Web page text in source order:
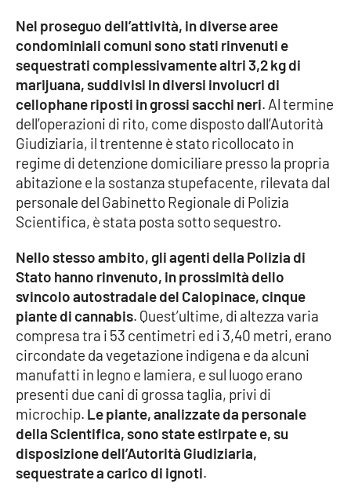
Sanità
Società
Sport
RUBRICHE
Good Morning Vietnam
Parchi Marini Calabria
Leggendo Alvaro insieme
Imprese Di Calabria
Le perfidie di Antonella Grippo
Venti di comunicazione
STREAMING
Nel proseguo dell’attività, in diverse aree
condominiali comuni sono stati rinvenuti e
sequestrati complessivamente altri 3,2 kg di
marijuana, suddivisi in diversi involucri di
cellophane riposti in grossi sacchi neri. Al termine
dell’operazioni di rito, come disposto dall’Autorità
Giudiziaria, il trentenne è stato ricollocato in
regime di detenzione domiciliare presso la propria
abitazione e la sostanza stupefacente, rilevata dal
personale del Gabinetto Regionale di Polizia
Scientifica, è stata posta sotto sequestro.
Nello stesso ambito, gli agenti della Polizia di
Stato hanno rinvenuto, in prossimità dello
svincolo autostradale del Calopinace, cinque
piante di cannabis. Quest’ultime, di altezza varia
compresa tra i 53 centimetri ed i 3,40 metri, erano
circondate da vegetazione indigena e da alcuni
manufatti in legno e lamiera, e sul luogo erano
presenti due cani di grossa taglia, privi di
microchip. Le piante, analizzate da personale
della Scientifica, sono state estirpate e, su
disposizione dell’Autorità Giudiziaria,
sequestrate a carico di ignoti.